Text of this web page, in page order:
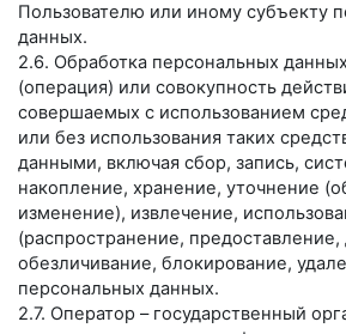
Пользователю или иному субъекту
данных.
2.6. Обработка персональных
(операция) или совокупность
совершаемых с использованием
или без использования таких
данными, включая сбор, запись,
накопление, хранение, уточнение
изменение), извлечение,
(распространение, предоставление,
обезличивание, блокирование,
персональных данных.
2.7. Оператор – государственный